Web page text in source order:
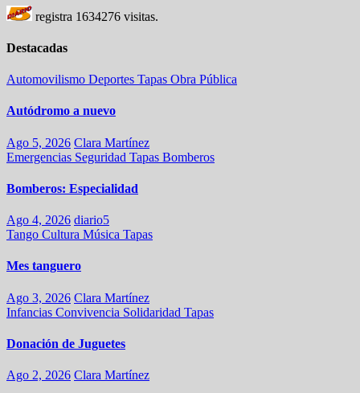
registra 1634276 visitas.
Destacadas
Automovilismo Deportes Tapas Obra Pública
Autódromo a nuevo
Ago 5, 2026 Clara Martínez
Emergencias Seguridad Tapas Bomberos
Bomberos: Especialidad
Ago 4, 2026 diario5
Tango Cultura Música Tapas
Mes tanguero
Ago 3, 2026 Clara Martínez
Infancias Convivencia Solidaridad Tapas
Donación de Juguetes
Ago 2, 2026 Clara Martínez